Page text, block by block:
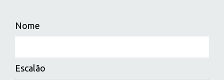
Nome
Escalão